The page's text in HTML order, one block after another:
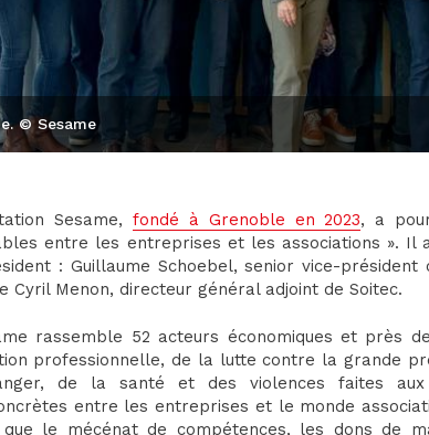
© Sesame
Sesame, fondé à Grenoble en 2023, a
entre les entreprises et les associations ». Il
: Guillaume Schoebel, senior vice-président
Cyril Menon, directeur général adjoint de Soitec.
rassemble 52 acteurs économiques et près
professionnelle, de la lutte contre la grande
de la santé et des violences faites
entre les entreprises et le monde
le mécénat de compétences, les dons de